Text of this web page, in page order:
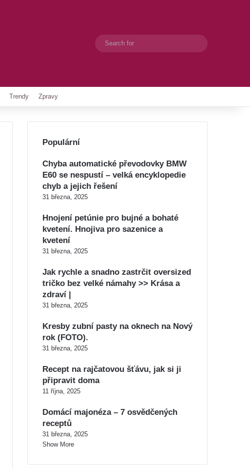
Switch skin
Trendy Zpravy
Populární
Chyba automatické převodovky BMW
E60 se nespustí – velká encyklopedie
chyb a jejich řešení
31 března, 2025
Hnojení petúnie pro bujné a bohaté
kvetení. Hnojiva pro sazenice a
kvetení
31 března, 2025
Jak rychle a snadno zastrčit oversized
tričko bez velké námahy >> Krása a
zdraví |
31 března, 2025
Kresby zubní pasty na oknech na Nový
rok (FOTO).
31 března, 2025
Recept na rajčatovou šťávu, jak si ji
připravit doma
11 října, 2025
Domácí majonéza – 7 osvědčených
receptů
31 března, 2025
Show More